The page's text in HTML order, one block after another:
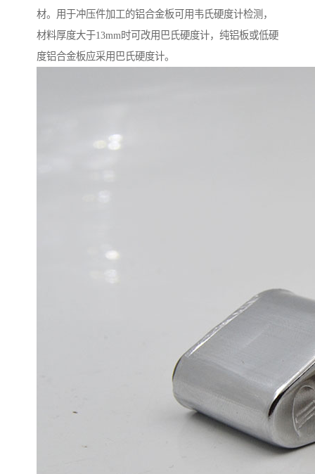
材。用于冲压件加工的铝合金板可用韦氏硬度计检测，
材料厚度大于13mm时可改用巴氏硬度计，纯铝板或低硬
度铝合金板应采用巴氏硬度计。